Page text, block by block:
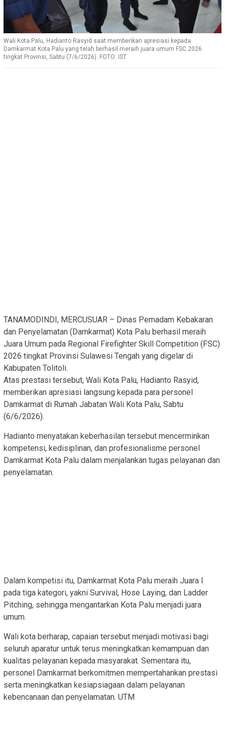
Wali Kota Palu, Hadianto Rasyid saat memberikan apresiasi kepada
Damkarmat Kota Palu yang telah berhasil meraih juara umum FSC 2026
tingkat Provinsi, Sabtu (7/6/2026). FOTO: IST
TANAMODINDI, MERCUSUAR – Dinas Pemadam Kebakaran
dan Penyelamatan (Damkarmat) Kota Palu berhasil meraih
Juara Umum pada Regional Firefighter Skill Competition (FSC)
2026 tingkat Provinsi Sulawesi Tengah yang digelar di
Kabupaten Tolitoli.
Atas prestasi tersebut, Wali Kota Palu, Hadianto Rasyid,
memberikan apresiasi langsung kepada para personel
Damkarmat di Rumah Jabatan Wali Kota Palu, Sabtu
(6/6/2026).
Hadianto menyatakan keberhasilan tersebut mencerminkan
kompetensi, kedisiplinan, dan profesionalisme personel
Damkarmat Kota Palu dalam menjalankan tugas pelayanan dan
penyelamatan.
Dalam kompetisi itu, Damkarmat Kota Palu meraih Juara I
pada tiga kategori, yakni Survival, Hose Laying, dan Ladder
Pitching, sehingga mengantarkan Kota Palu menjadi juara
umum.
Wali kota berharap, capaian tersebut menjadi motivasi bagi
seluruh aparatur untuk terus meningkatkan kemampuan dan
kualitas pelayanan kepada masyarakat. Sementara itu,
personel Damkarmat berkomitmen mempertahankan prestasi
serta meningkatkan kesiapsiagaan dalam pelayanan
kebencanaan dan penyelamatan. UTM